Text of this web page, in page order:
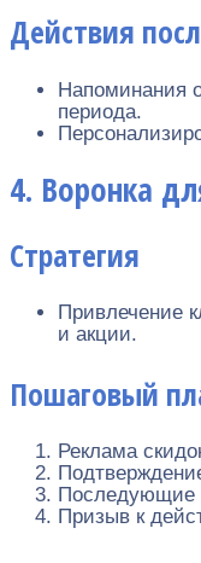
Действия
Напоминания
периода.
4. Воронка
Стратегия
Привлечение
и акции.
Пошаговый
Реклама
Последующие
Призыв к